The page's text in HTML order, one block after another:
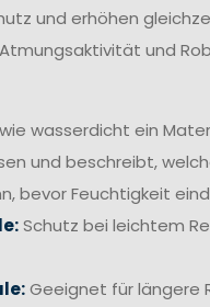
und erhöhen
und
wasserdicht ein
und beschreibt,
bevor Feuchtigkeit
Schutz bei leichtem
Geeignet für längere